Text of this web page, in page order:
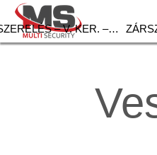
– V. KER. –…